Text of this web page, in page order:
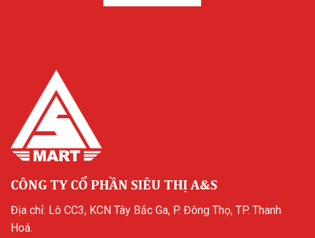
CÔNG TY CỔ PHẦN SIÊU THỊ A&S
Địa chỉ: Lô CC3, KCN Tây Bắc Ga, P. Đông Thọ, TP. Thanh
Hoá.